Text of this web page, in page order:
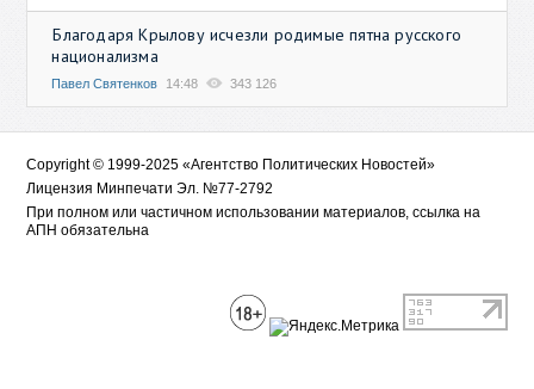
Благодаря Крылову исчезли родимые пятна русского
национализма
Павел Святенков 14:48 343 126
Copyright © 1999-2025 «Агентство Политических Новостей»
Лицензия Минпечати Эл. №77-2792
При полном или частичном использовании материалов, ссылка на
АПН обязательна